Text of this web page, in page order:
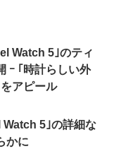
Watch 5｣のティ
ｰ ｢時計らしい外
アピール
5｣の詳細な
かに